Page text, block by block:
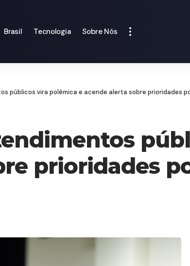
Brasil Tecnologia Sobre Nós
públicos vira polêmica e acende alerta sobre prioridades
prioridades